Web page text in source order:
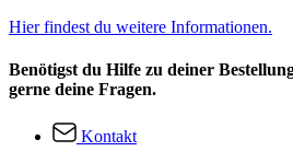
Hier findest du weitere Informationen.
Benötigst du Hilfe zu deiner
gerne deine Fragen.
Kontakt